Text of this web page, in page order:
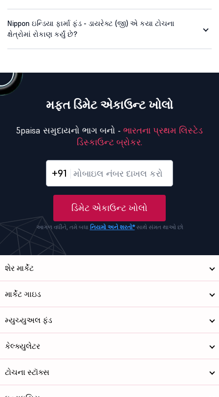
Nippon ઇન્ડિયા ફાર્મા ફંડ - ડાયરેક્ટ (જી) એ કયા ટોચના
ક્ષેત્રોમાં રોકાણ કર્યું છે?
મફત ડિમેટ એકાઉન્ટ ખોલો
5paisa સમુદાયનો ભાગ બનો - ભારતના પ્રથમ લિસ્ટેડ
ડિસ્કાઉન્ટ બ્રોકર.
+91
ડિમેટ એકાઉન્ટ ખોલો
આગળ વધીને, તમે બધા નિયમો અને શરતો*સાથે સંમત થાઓ છો
શેર માર્કેટ
માર્કેટ ગાઇડ
મ્યુચ્યુઅલ ફંડ
કેલ્ક્યુલેટર
ટોચના સ્ટૉક્સ